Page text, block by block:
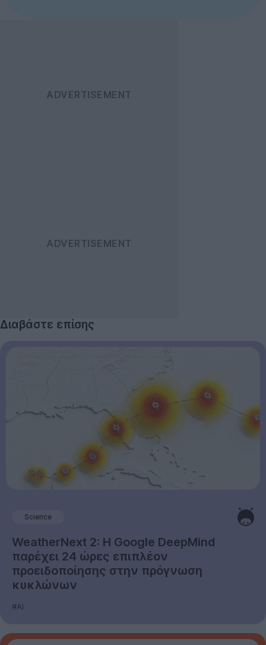
Διαβάστε επίσης
Science
WeatherNext 2: Η Google DeepMind
παρέχει 24 ώρες επιπλέον
προειδοποίησης στην πρόγνωση
κυκλώνων
#AI